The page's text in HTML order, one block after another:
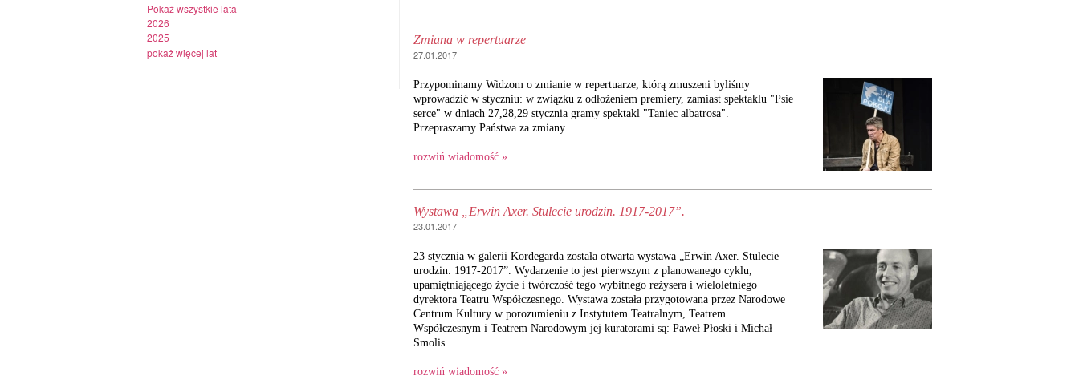
Pokaż wszystkie lata
2026
2025
pokaż więcej lat
Zmiana w repertuarze
27.01.2017
Przypominamy Widzom o zmianie w repertuarze, którą zmuszeni byliśmy
wprowadzić w styczniu: w związku z odłożeniem premiery, zamiast spektaklu "Psie
serce" w dniach 27,28,29 stycznia gramy spektakl "Taniec albatrosa".
Przepraszamy Państwa za zmiany.
rozwiń wiadomość »
Wystawa „Erwin Axer. Stulecie urodzin. 1917-2017”.
23.01.2017
23 stycznia w galerii Kordegarda została otwarta wystawa „Erwin Axer. Stulecie
urodzin. 1917-2017”. Wydarzenie to jest pierwszym z planowanego cyklu,
upamiętniającego życie i twórczość tego wybitnego reżysera i wieloletniego
dyrektora Teatru Współczesnego. Wystawa została przygotowana przez Narodowe
Centrum Kultury w porozumieniu z Instytutem Teatralnym, Teatrem
Współczesnym i Teatrem Narodowym jej kuratorami są: Paweł Płoski i Michał
Smolis.
rozwiń wiadomość »